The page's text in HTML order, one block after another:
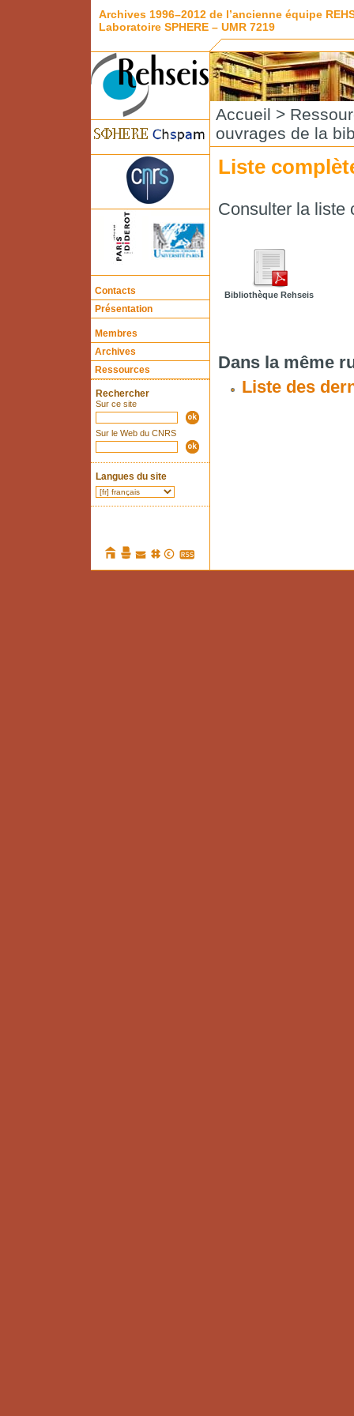
Archives 1996–2012 de l’ancienne équipe
Laboratoire SPHERE – UMR 7219
Contacts
Présentation
Membres
Archives
Ressources
Rechercher
Sur ce site
Sur le Web du CNRS
Langues du site
Accueil >
ouvrages de la
Liste
Consulter la liste
Bibliothèque Rehseis
Dans la même
Liste des